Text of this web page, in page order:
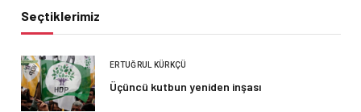
Seçtiklerimiz
ERTUĞRUL KÜRKÇÜ
Üçüncü kutbun yeniden inşası